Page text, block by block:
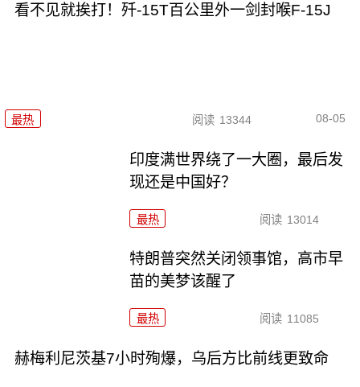
看不见就挨打！歼-15T百公里外一剑封喉F-15J
最热 阅读 13344 08-05
印度满世界绕了一大圈，最后发
现还是中国好？
最热 阅读 13014
特朗普突然关闭领事馆，高市早
苗的美梦该醒了
最热 阅读 11085
赫梅利尼茨基7小时殉爆，乌后方比前线更致命